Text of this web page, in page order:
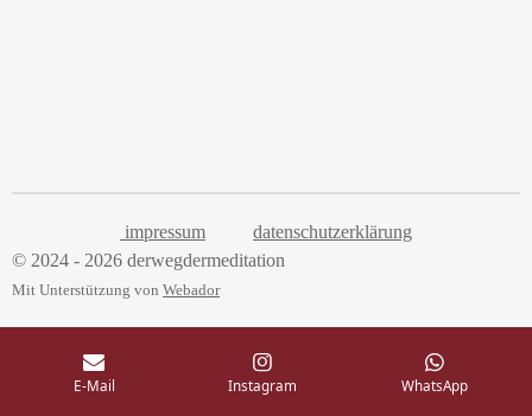
impressum
datenschutzerklärung
© 2024 - 2026 derwegdermeditation
Mit Unterstützung von Webador
E-Mail Instagram WhatsApp